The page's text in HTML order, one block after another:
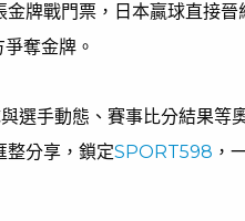
牌戰門票，日本贏球直接晉
奪金牌。
選手動態、賽事比分結果等
整分享，鎖定SPORT598 ，